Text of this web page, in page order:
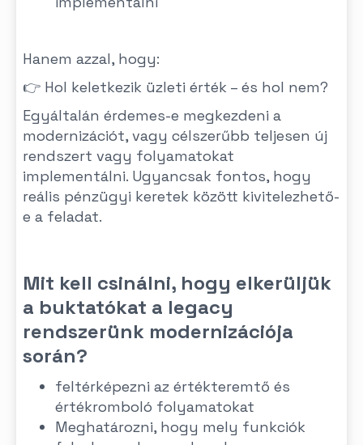
Hanem azzal, hogy:
👉 Hol keletkezik üzleti érték – és hol nem?
Egyáltalán érdemes-e megkezdeni a
modernizációt, vagy célszerűbb teljesen új
rendszert vagy folyamatokat
implementálni. Ugyancsak fontos, hogy
reális pénzügyi keretek között kivitelezhető-
e a feladat.
Mit kell csinálni, hogy elkerüljük
a buktatókat a legacy
rendszerünk modernizációja
során?
feltérképezni az értékteremtő és
értékromboló folyamatokat
Meghatározni, hogy mely funkciók